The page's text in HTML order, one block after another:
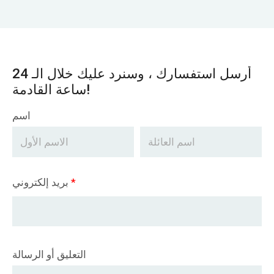
أرسل استفسارك ، وسنرد عليك خلال الـ 24
ساعة القادمة!
اسم
*
التعليق أو الرسالة